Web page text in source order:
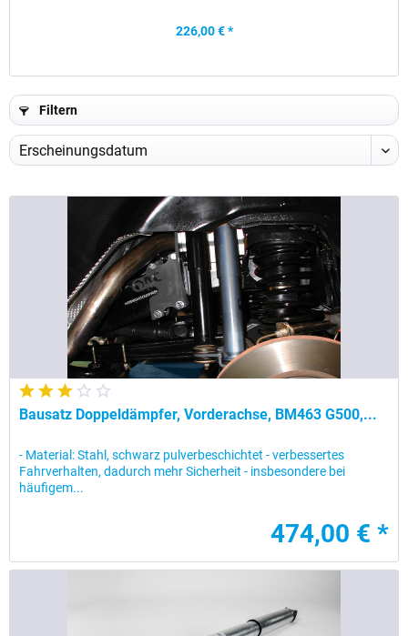
226,00 € *
Filtern
Bausatz Doppeldämpfer, Vorderachse, BM463 G500,...
- Material: Stahl, schwarz pulverbeschichtet - verbessertes
Fahrverhalten, dadurch mehr Sicherheit - insbesondere bei
häufigem...
474,00 € *